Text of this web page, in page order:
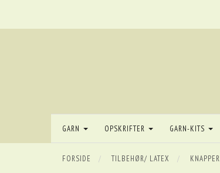
GARN OPSKRIFTER GARN-KITS
FORSIDE TILBEHØR/ LATEX KNAPPER